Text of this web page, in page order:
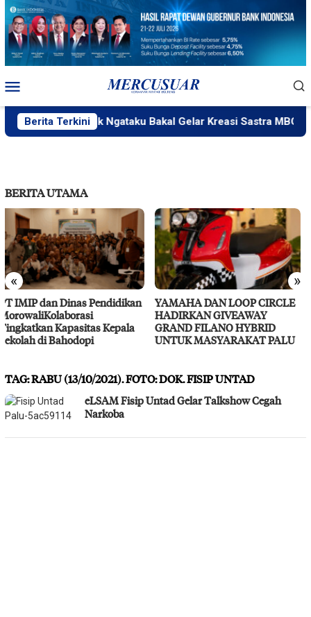
Loncat
konten
Mobile
Berita Terkini
PlakPlik Ngataku Bakal Gelar Kreasi Sastra MBG
BERITA UTAMA
« »
YAMAHA DAN LOOP CIRCLE
HADIRKAN GIVEAWAY
GRAND FILANO HYBRID
UNTUK MASYARAKAT PALU
RS Pendidikan Untad Gelar
Layanan Kesehatan Gratis
TAG:RABU (13/10/2021). FOTO: DOK. FISIP UNTAD
eLSAM Fisip Untad Gelar Talkshow Cegah
Narkoba